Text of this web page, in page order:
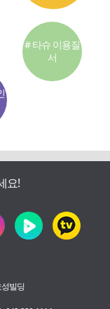
# 타슈 이용질
서
요!
빌딩